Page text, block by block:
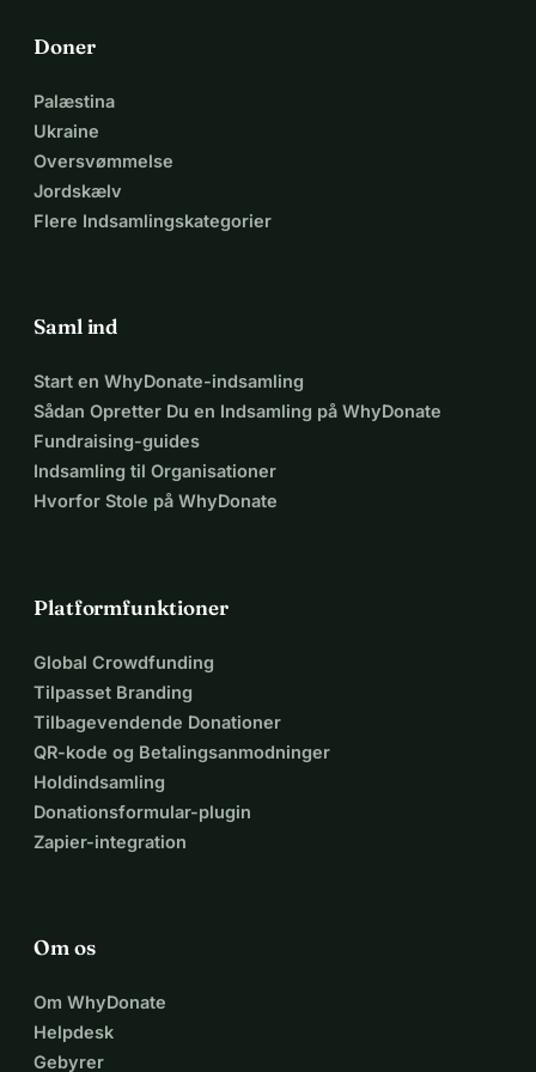
Doner
Palæstina
Ukraine
Oversvømmelse
Jordskælv
Flere Indsamlingskategorier
Saml ind
Start en WhyDonate-indsamling
Sådan Opretter Du en Indsamling på WhyDonate
Fundraising-guides
Indsamling til Organisationer
Hvorfor Stole på WhyDonate
Platformfunktioner
Global Crowdfunding
Tilpasset Branding
Tilbagevendende Donationer
QR-kode og Betalingsanmodninger
Holdindsamling
Donationsformular-plugin
Zapier-integration
Om os
Om WhyDonate
Helpdesk
Gebyrer